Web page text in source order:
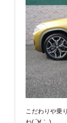
こだわりや乗